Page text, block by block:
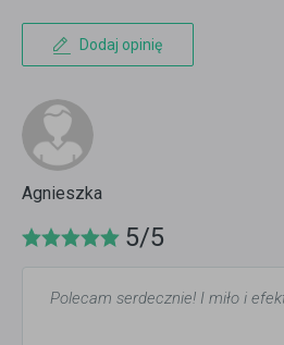
Dodaj opinię
Agnieszka
5/5
Polecam serdecznie! I miło i